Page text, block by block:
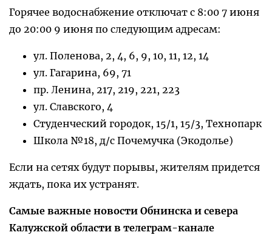
Горячее водоснабжение отключат с 8:00 7 июня
до 20:00 9 июня по следующим адресам:
ул. Поленова, 2, 4, 6, 9, 10, 11, 12, 14
ул. Гагарина, 69, 71
пр. Ленина, 217, 219, 221, 223
ул. Славского, 4
Студенческий городок, 15/1, 15/3, Технопарк
Школа №18, д/с Почемучка (Экодолье)
Если на сетях будут порывы, жителям придется
ждать, пока их устранят.
Самые важные новости Обнинска и севера
Калужской области в телеграм-канале